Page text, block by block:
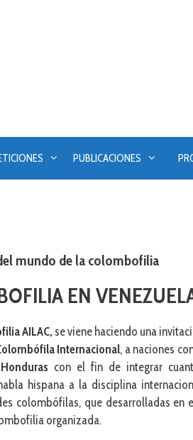
PUBLICACIONES
mundo de la colombofilia
EN
AILAC, se viene haciendo una
Internacional, a naciones
Honduras con el fin de integrar
hispana a la disciplina
colombófilas, que desarrolladas en
organizada.